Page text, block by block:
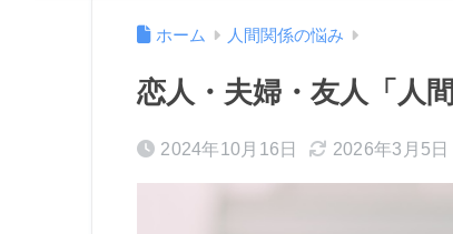
ホーム 人間関係の悩み
恋人・夫婦・友人「人
2024年10月16日 2026年3月5日